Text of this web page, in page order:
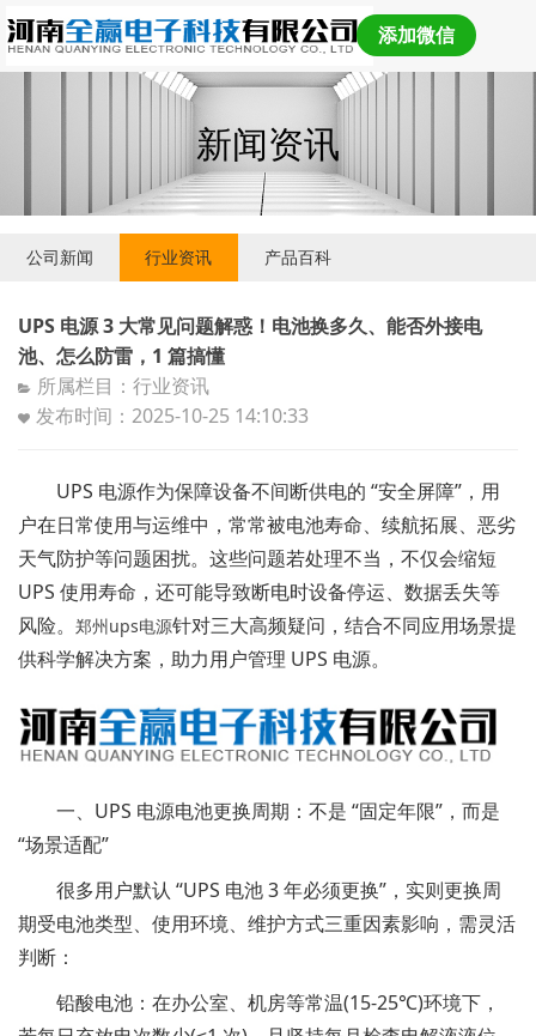
添加微信
新闻资讯
公司新闻 行业资讯 产品百科
UPS 电源 3 大常见问题解惑！电池换多久、能否外接电
池、怎么防雷，1 篇搞懂
所属栏目：行业资讯
发布时间：2025-10-25 14:10:33
UPS 电源作为保障设备不间断供电的 “安全屏障”，用
户在日常使用与运维中，常常被电池寿命、续航拓展、恶劣
天气防护等问题困扰。这些问题若处理不当，不仅会缩短
UPS 使用寿命，还可能导致断电时设备停运、数据丢失等
风险。 郑州ups电源针对三大高频疑问，结合不同应用场景提
供科学解决方案，助力用户管理 UPS 电源。
一、UPS 电源电池更换周期：不是 “固定年限”，而是
“场景适配”
很多用户默认 “UPS 电池 3 年必须更换”，实则更换周
期受电池类型、使用环境、维护方式三重因素影响，需灵活
判断：
铅酸电池：在办公室、机房等常温(15-25℃)环境下，